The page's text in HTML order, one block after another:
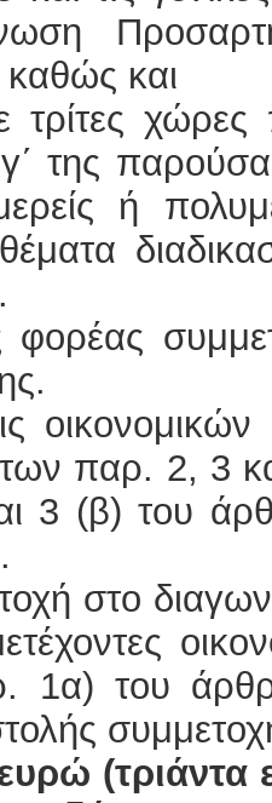
και
χώρες
της
ή
φορέας
παρ. 2, 3
3 (β) του
στο
1α) του
(τριάντα